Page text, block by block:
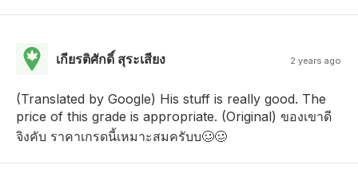
เกียรติศักดิ์ สุระเสียง 2 years ago
(Translated by Google) His stuff is really good. The
price of this grade is appropriate. (Original) ของเขาดี
จิงคับ ราคาเกรดนี้เหมาะสมครับบ🥴🥴